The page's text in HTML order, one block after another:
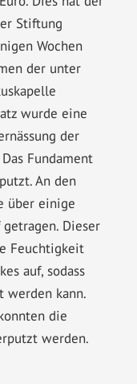
Stiftung
Wochen
der unter
wurde eine
der
Fundament
An den
über einige
Dieser
Feuchtigkeit
auf, sodass
werden kann.
die
werden.